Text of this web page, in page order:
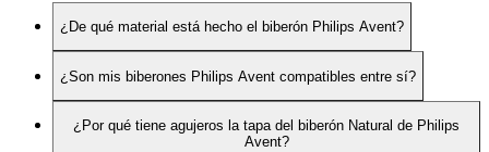
¿De qué material está hecho el biberón Philips Avent?
¿Son mis biberones Philips Avent compatibles entre sí?
¿Por qué tiene agujeros la tapa del biberón Natural de Philips
Avent?